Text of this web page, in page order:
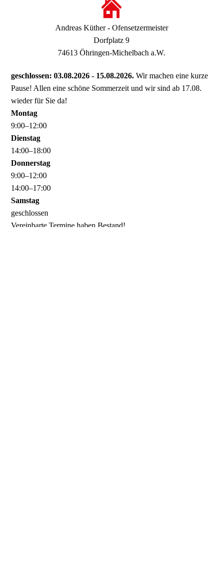
Andreas Küther - Ofensetzermeister
Dorfplatz 9
74613 Öhringen-Michelbach a.W.
geschlossen: 03.08.2026 - 15.08.2026.Wir machen eine kurze
Pause! Allen eine schöne Sommerzeit und wir sind ab 17.08.
wieder für Sie da!
Montag
9:00–12:00
Dienstag
14:00–18:00
Donnerstag
9:00–12:00
14:00–17:00
Samstag
geschlossen
Vereinbarte Termine haben Bestand!